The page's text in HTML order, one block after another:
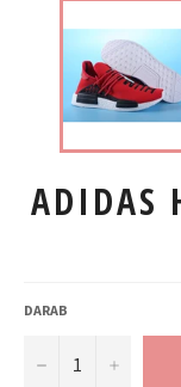
ADIDAS
DARAB
− +